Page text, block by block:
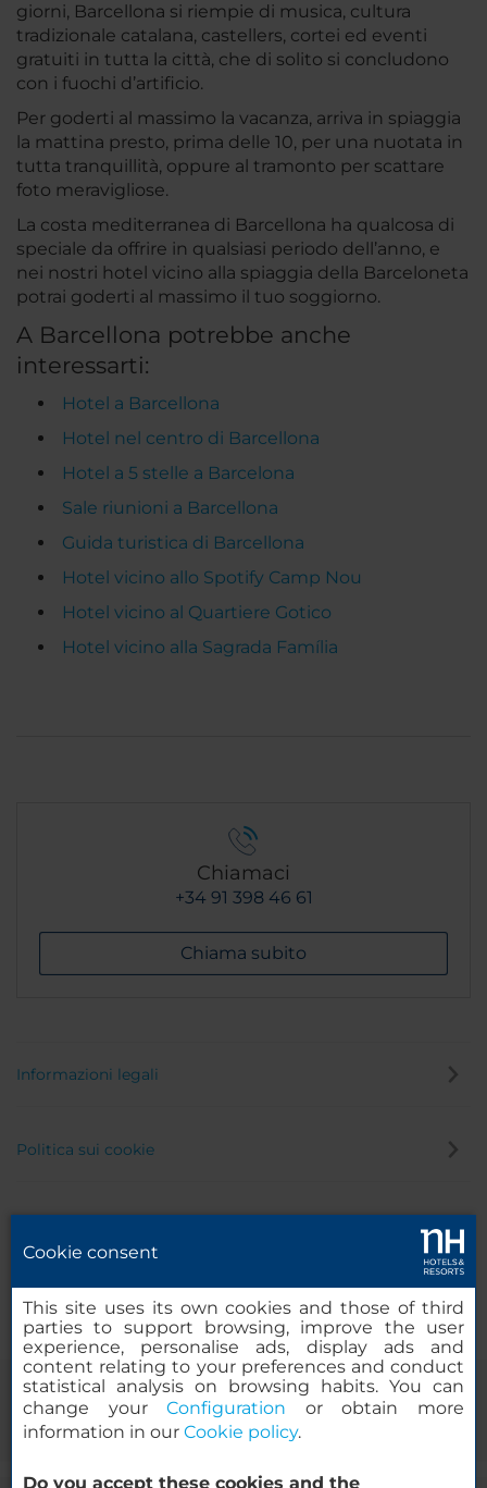
giorni, Barcellona si riempie di musica, cultura
tradizionale catalana, castellers, cortei ed eventi
gratuiti in tutta la città, che di solito si concludono
con i fuochi d’artificio.
Per goderti al massimo la vacanza, arriva in spiaggia
la mattina presto, prima delle 10, per una nuotata in
tutta tranquillità, oppure al tramonto per scattare
foto meravigliose.
La costa mediterranea di Barcellona ha qualcosa di
speciale da offrire in qualsiasi periodo dell’anno, e
nei nostri hotel vicino alla spiaggia della Barceloneta
potrai goderti al massimo il tuo soggiorno.
A Barcellona potrebbe anche
interessarti:
Hotel a Barcellona
Hotel nel centro di Barcellona
Hotel a 5 stelle a Barcelona
Sale riunioni a Barcellona
Guida turistica di Barcellona
Hotel vicino allo Spotify Camp Nou
Hotel vicino al Quartiere Gotico
Hotel vicino alla Sagrada Família
Chiamaci
+34 91 398 46 61
Chiama subito
Informazioni legali
Politica sui cookie
Canale di segnalazione
Cookie consent
This site uses its own cookies and those of third
parties to support browsing, improve the user
experience, personalise ads, display ads and
content relating to your preferences and conduct
statistical analysis on browsing habits. You can
change yourConfiguration or obtain more
information in our Cookie policy.
Do you accept these cookies and the